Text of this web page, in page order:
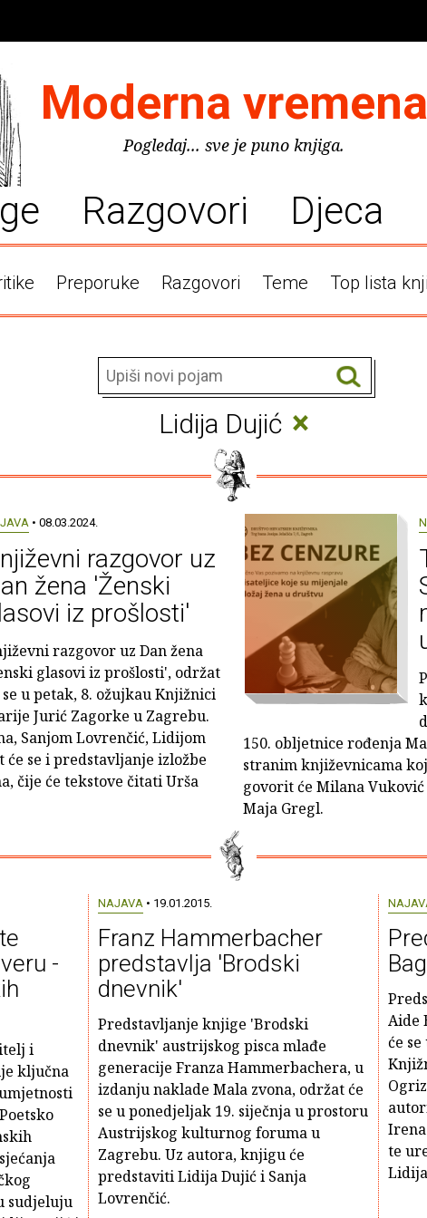
Moderna vremena
Pogledaj... sve je puno knjiga.
Razgovori Djeca
Preporuke Razgovori Teme Top lista
Lidija Dujić ×
• 08.03.2024.
razgovor uz
žena 'Ženski
iz prošlosti'
razgovor uz Dan žena
glasovi iz prošlosti', održat
se u petak, 8. ožujkau Knjižnici
Jurić Zagorke u Zagrebu.
Sanjom Lovrenčić, Lidijom
se i predstavljanje izložbe
čije će tekstove čitati Urša
150. obljetnice rođenja
stranim književnicama
govorit će Milana
Maja Gregl.
-
i
ključna
sudjeluju
NAJAVA• 19.01.2015.
Franz Hammerbacher
predstavlja 'Brodski
dnevnik'
Predstavljanje knjige 'Brodski
dnevnik' austrijskog pisca mlađe
generacije Franza Hammerbachera, u
izdanju naklade Mala zvona, održat će
se u ponedjeljak 19. siječnja u prostoru
Austrijskog kulturnog foruma u
Zagrebu. Uz autora, knjigu će
predstaviti Lidija Dujić i Sanja
Lovrenčić.
Aide
će
te